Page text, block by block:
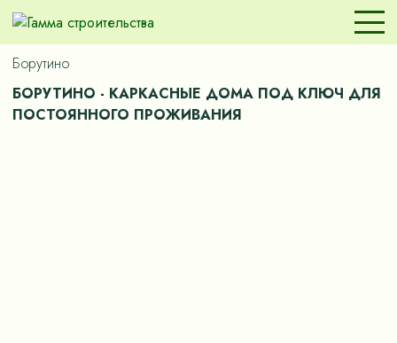
Борутино
БОРУТИНО - КАРКАСНЫЕ ДОМА ПОД КЛЮЧ ДЛЯ
ПОСТОЯННОГО ПРОЖИВАНИЯ